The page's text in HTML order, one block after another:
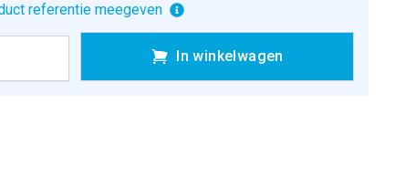
referentie meegeven
In winkelwagen